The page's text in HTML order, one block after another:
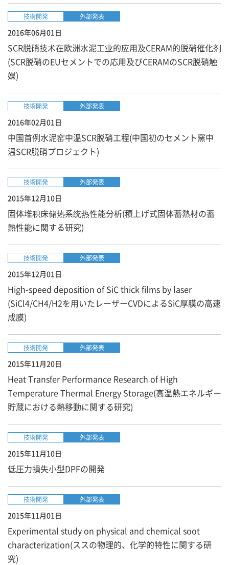
技術開発 外部発表
2016年06月01日
SCR脱硝技术在欧洲水泥工业的应用及CERAM的脱硝催化剂
(SCR脱硝のEUセメントでの応用及びCERAMのSCR脱硝触
媒)
技術開発 外部発表
2016年02月01日
中国首例水泥窑中温SCR脱硝工程​(中国初のセメント窯中
温SCR脱硝プロジェクト)
技術開発 外部発表
2015年12月10日
固体堆积床储热系统热性能分析(積上げ式固体蓄熱材の蓄
熱性能に関する研究)
技術開発 外部発表
2015年12月01日
High-speed deposition of SiC thick films by laser
(SiCl4/CH4/H2を用いたレーザーCVDによるSiC厚膜の高速
成膜)
技術開発 外部発表
2015年11月20日
Heat Transfer Performance Research of High
Temperature Thermal Energy Storage(高温熱エネルギー
貯蔵における熱移動に関する研究)
技術開発 外部発表
2015年11月10日
低圧力損失小型DPFの開発
技術開発 外部発表
2015年11月01日
Experimental study on physical and chemical soot
characterization(ススの物理的、化学的特性に関する研
究)